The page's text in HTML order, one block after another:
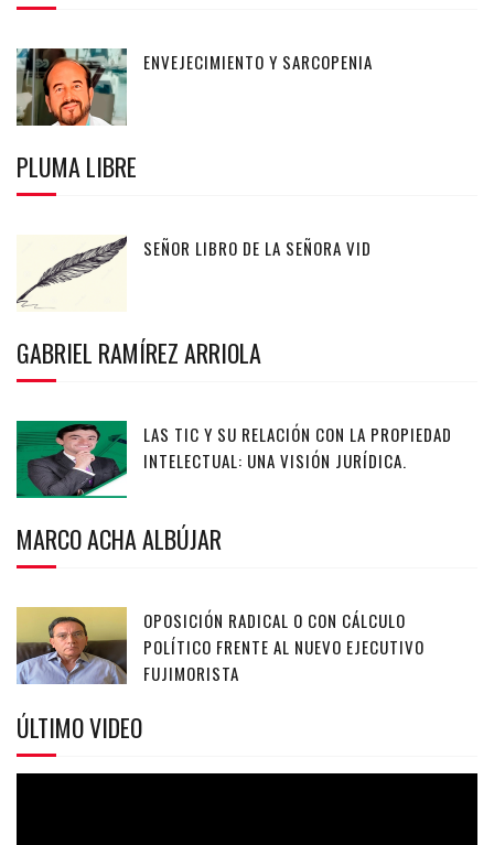
ENVEJECIMIENTO Y SARCOPENIA
PLUMA LIBRE
SEÑOR LIBRO DE LA SEÑORA VID
GABRIEL RAMÍREZ ARRIOLA
LAS TIC Y SU RELACIÓN CON LA PROPIEDAD
INTELECTUAL: UNA VISIÓN JURÍDICA.
MARCO ACHA ALBÚJAR
OPOSICIÓN RADICAL O CON CÁLCULO
POLÍTICO FRENTE AL NUEVO EJECUTIVO
FUJIMORISTA
ÚLTIMO VIDEO